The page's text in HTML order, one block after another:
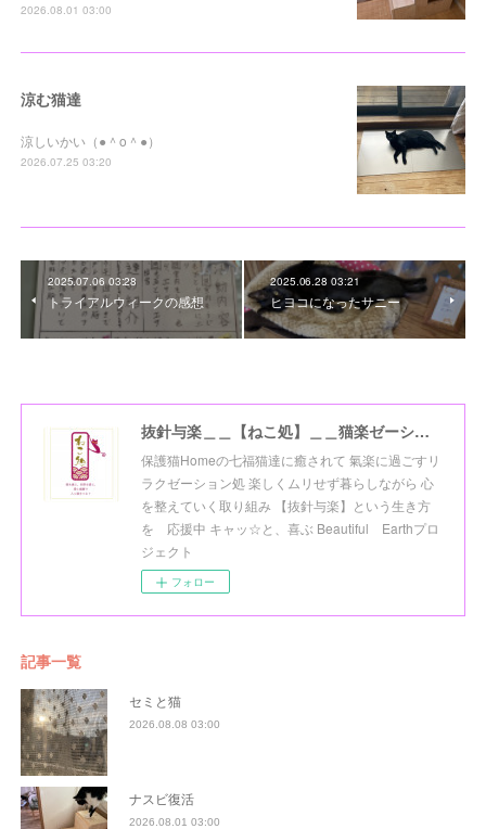
2026.08.01 03:00
涼む猫達
涼しいかい（●＾o＾●）
2026.07.25 03:20
2025.07.06 03:28
トライアルウィークの感想
2025.06.28 03:21
ヒヨコになったサニー
抜針与楽＿＿【ねこ処】＿＿猫楽ゼーションHome☆
保護猫Homeの七福猫達に癒されて 氣楽に過ごすリ
ラクゼーション処 楽しくムリせず暮らしながら 心
を整えていく取り組み 【抜針与楽】という生き方
を 応援中 キャッ☆と、喜ぶ Beautiful Earthプロ
ジェクト
フォロー
記事一覧
セミと猫
2026.08.08 03:00
ナスビ復活
2026.08.01 03:00